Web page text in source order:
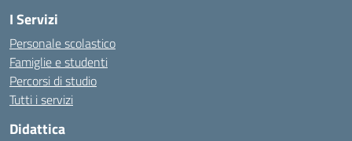
I Servizi
Personale scolastico
Famiglie e studenti
Percorsi di studio
Tutti i servizi
Didattica